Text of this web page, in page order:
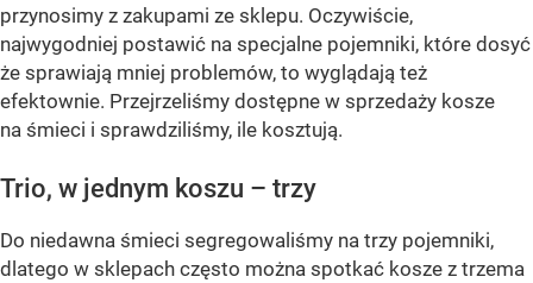
przynosimy z zakupami ze sklepu. Oczywiście,
najwygodniej postawić na specjalne pojemniki, które dosyć
że sprawiają mniej problemów, to wyglądają też
efektownie. Przejrzeliśmy dostępne w sprzedaży kosze
na śmieci i sprawdziliśmy, ile kosztują.
Trio, w jednym koszu – trzy
Do niedawna śmieci segregowaliśmy na trzy pojemniki,
dlatego w sklepach często można spotkać kosze z trzema